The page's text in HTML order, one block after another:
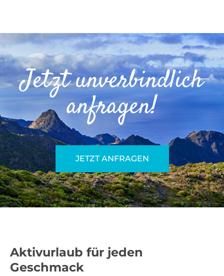
Jetzt unverbindlich
anfragen!
JETZT ANFRAGEN
Aktivurlaub für jeden
Geschmack